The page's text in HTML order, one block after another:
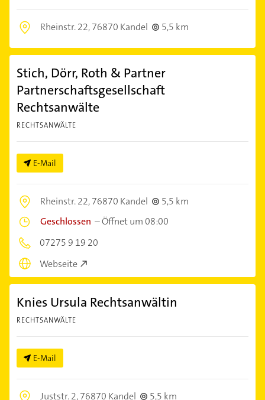
Rheinstr. 22,76870 Kandel 5,5 km
Stich, Dörr, Roth & Partner
Partnerschaftsgesellschaft
Rechtsanwälte
RECHTSANWÄLTE
E-Mail
Rheinstr. 22,76870 Kandel
5,5 km
Geschlossen –Öffnet um 08:00
07275 9 19 20
Webseite
Knies Ursula Rechtsanwältin
RECHTSANWÄLTE
E-Mail
Juststr. 2,76870 Kandel
5,5 km